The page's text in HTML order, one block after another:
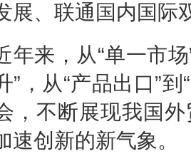
展、联通国内国际
，从“单一市场”
”，从“产品出口”
，不断展现我国
速创新的新气象。